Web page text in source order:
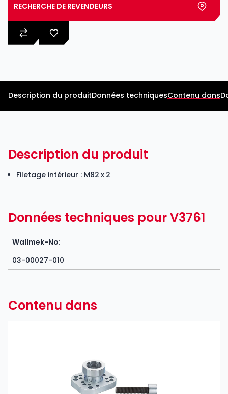
RECHERCHE DE REVENDEURS
Description du produitDonnées techniquesContenu dans
Description du produit
Filetage intérieur : M82 x 2
Données techniques pour V3761
Wallmek-No:
03-00027-010
Contenu dans